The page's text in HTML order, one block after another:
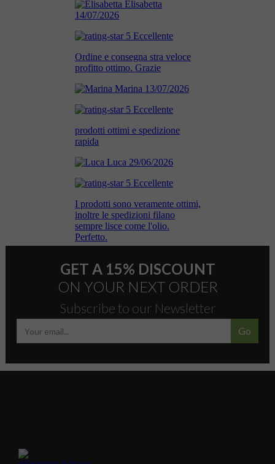
GET A 15% DISCOUNT
ON YOUR NEXT ORDER
Subscribe to our Newsletter
Go